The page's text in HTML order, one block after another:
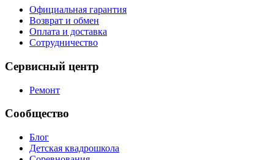
Официальная гарантия
Возврат и обмен
Оплата и доставка
Сотрудничество
Сервисный центр
Ремонт
Сообщество
Блог
Детская квадрошкола